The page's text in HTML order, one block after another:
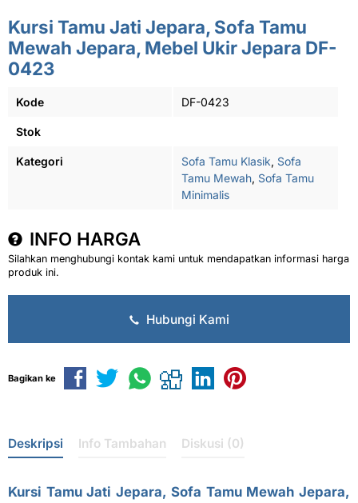
Kursi Tamu Jati Jepara, Sofa Tamu
Mewah Jepara, Mebel Ukir Jepara DF-
0423
Kode DF-0423
Stok
Kategori Sofa Tamu Klasik, Sofa
Tamu Mewah, Sofa Tamu
Minimalis
INFO HARGA
Silahkan menghubungi kontak kami untuk mendapatkan informasi harga
produk ini.
Hubungi Kami
Bagikan ke
Deskripsi Info Tambahan Diskusi (0)
Kursi Tamu Jati Jepara, Sofa Tamu Mewah Jepara,